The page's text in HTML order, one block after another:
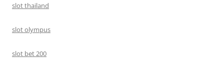
slot thailand
slot olympus
slot bet 200